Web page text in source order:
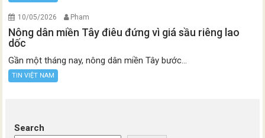
10/05/2026 Pham
Nông dân miền Tây điêu đứng vì giá sầu riêng lao
dốc
Gần một tháng nay, nông dân miền Tây bước...
TIN VIỆT NAM
Search